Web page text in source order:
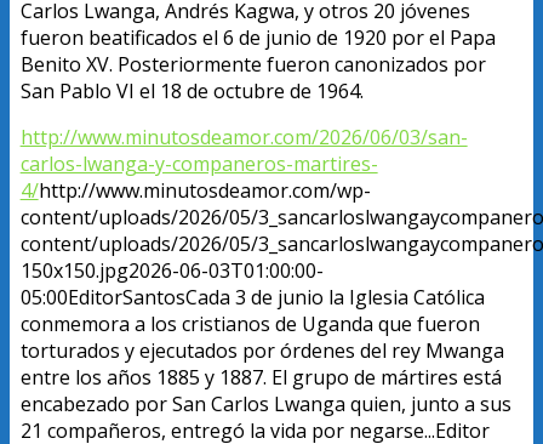
Carlos Lwanga, Andrés Kagwa, y otros 20 jóvenes
fueron beatificados el 6 de junio de 1920 por el Papa
Benito XV. Posteriormente fueron canonizados por
San Pablo VI el 18 de octubre de 1964.
http://www.minutosdeamor.com/2026/06/03/san-
carlos-lwanga-y-companeros-martires-
4/http://www.minutosdeamor.com/wp-
content/uploads/2026/05/
content/uploads/2026/05/
150x150.jpg2026-06-03T01:00:00-
05:00EditorSantosCada 3 de junio la Iglesia Católica
conmemora a los cristianos de Uganda que fueron
torturados y ejecutados por órdenes del rey Mwanga
entre los años 1885 y 1887. El grupo de mártires está
encabezado por San Carlos Lwanga quien, junto a sus
21 compañeros, entregó la vida por negarse...Editor